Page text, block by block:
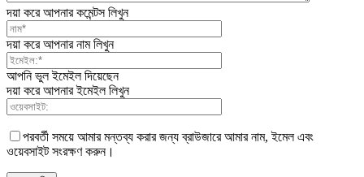
দয়া করে আপনার কমেন্টস লিখুন
দয়া করে আপনার নাম লিখুন
আপনি ভুল ইমেইল দিয়েছেন
দয়া করে আপনার ইমেইল লিখুন
পরবর্তী সময়ে আমার মন্তব্য করার জন্য ব্রাউজারে আমার নাম, ইমেল এবং
ওয়েবসাইট সংরক্ষণ করুন।